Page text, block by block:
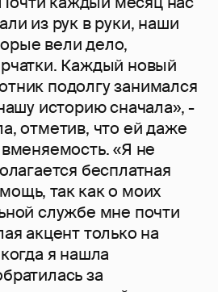
из рук в руки, наши
вели дело,
Каждый новый
подолгу занимался
историю сначала», -
отметив, что ей даже
«Я не
бесплатная
так как о моих
службе мне почти
акцент только на
я нашла
за